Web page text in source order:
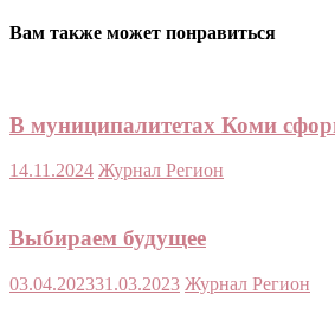
Вам также может понравиться
В муниципалитетах Коми
14.11.2024 Журнал Регион
Выбираем будущее
03.04.202331.03.2023 Журнал Регион